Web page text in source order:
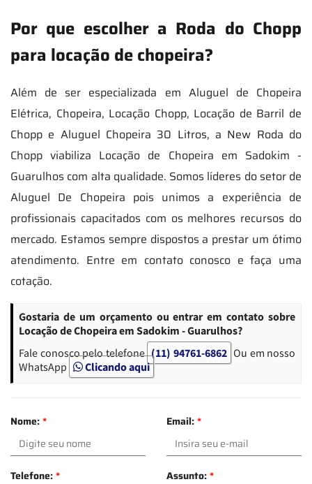
Por que escolher a Roda do Chopp
para locação de chopeira?
Além de ser especializada em Aluguel de Chopeira
Elétrica, Chopeira, Locação Chopp, Locação de Barril de
Chopp e Aluguel Chopeira 30 Litros, a New Roda do
Chopp viabiliza Locação de Chopeira em Sadokim -
Guarulhos com alta qualidade. Somos líderes do setor de
Aluguel De Chopeira pois unimos a experiência de
profissionais capacitados com os melhores recursos do
mercado. Estamos sempre dispostos a prestar um ótimo
atendimento. Entre em contato conosco e faça uma
cotação.
Gostaria de um orçamento ou entrar em contato sobre
Locação de Chopeira em Sadokim - Guarulhos?
Fale conosco pelo telefone (11) 94761-6862 Ou em nosso
WhatsApp
Clicando aqui
Nome:* Email:*
Telefone:* Assunto:*